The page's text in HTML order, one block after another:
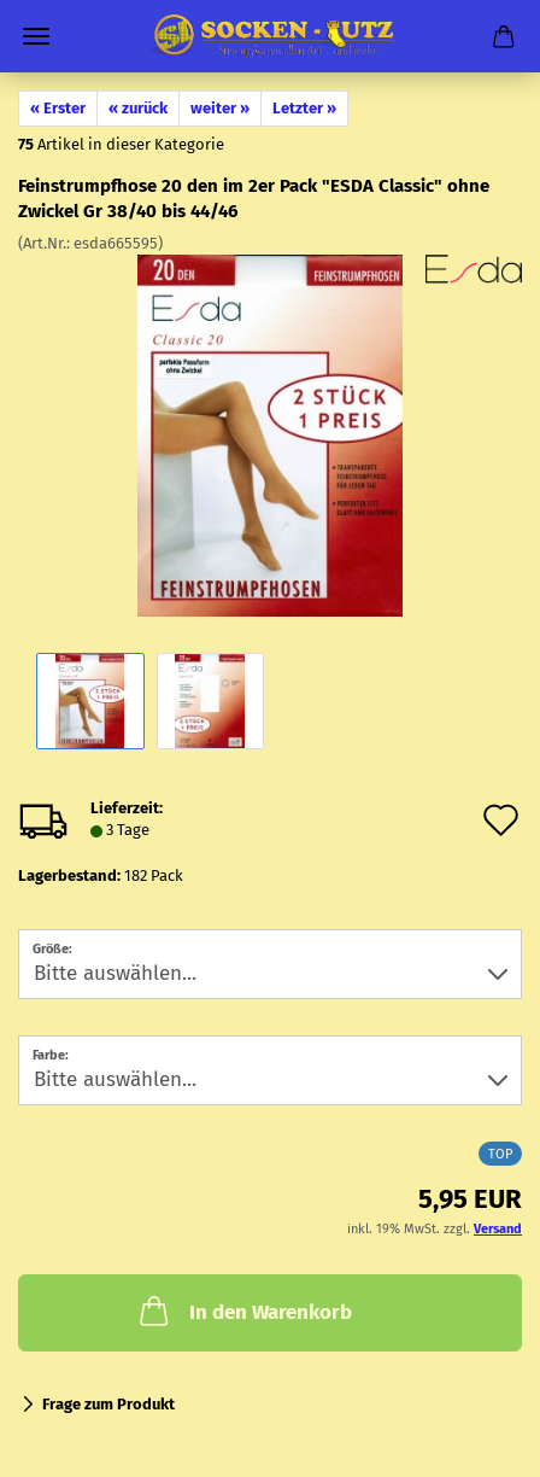
« Erster « zurück weiter »
Letzter »
75 Artikel in dieser Kategorie
Fe­in­strumpf­ho­se 20 den im 2er Pack "ESDA Clas­sic" ohne
Zwi­ckel Gr 38/40 bis 44/46
(Art.Nr.: esda665595)
Lieferzeit:
3 Tage
Lagerbestand: 182 Pack
Größe:
Farbe:
TOP
5,95 EUR
inkl. 19% MwSt. zzgl. Versand
In den Warenkorb
Frage zum Produkt